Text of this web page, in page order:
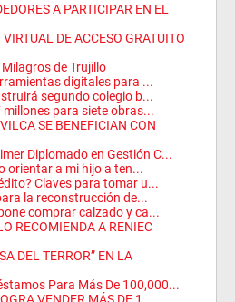
A PARTICIPAR EN EL
DE ACCESO GRATUITO
de Trujillo
digitales para ...
segundo colegio b...
para siete obras...
SE BENEFICIAN CON
Diplomado en Gestión C...
orientar a mi hijo a ten...
Claves para tomar u...
la reconstrucción de...
comprar calzado y ca...
RECOMIENDA A RENIEC
DEL TERROR” EN LA
Para Más De 100,000...